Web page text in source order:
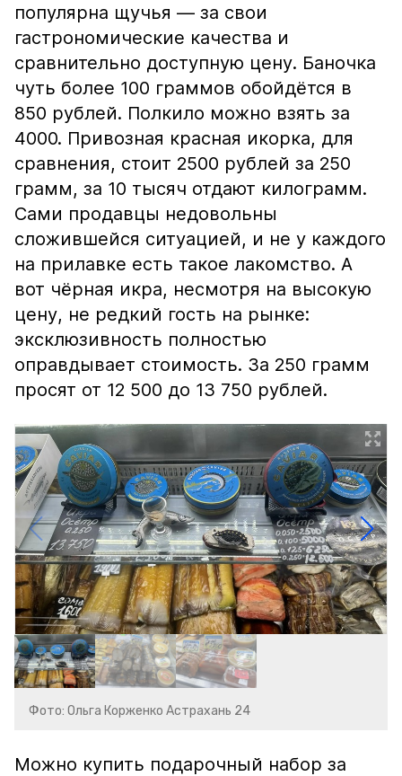
популярна щучья — за свои
гастрономические качества и
сравнительно доступную цену. Баночка
чуть более 100 граммов обойдётся в
850 рублей. Полкило можно взять за
4000. Привозная красная икорка, для
сравнения, стоит 2500 рублей за 250
грамм, за 10 тысяч отдают килограмм.
Сами продавцы недовольны
сложившейся ситуацией, и не у каждого
на прилавке есть такое лакомство. А
вот чёрная икра, несмотря на высокую
цену, не редкий гость на рынке:
эксклюзивность полностью
оправдывает стоимость. За 250 грамм
просят от 12 500 до 13 750 рублей.
Фото: Ольга Корженко Астрахань 24
Можно купить подарочный набор за